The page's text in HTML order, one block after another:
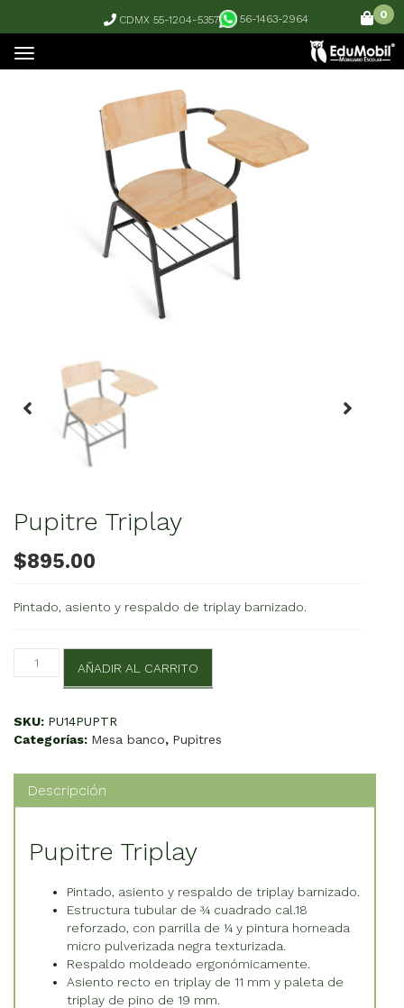
CDMX 55-1204-5357 56-1463-2964 0
Pupitre Triplay
$895.00
Pintado, asiento y respaldo de triplay barnizado.
Pupitre
cantidad
AÑADIR AL CARRITO
SKU: PU14PUPTR
Categorías: Mesa banco, Pupitres
Descripción
Pupitre Triplay
Pintado, asiento y respaldo de triplay barnizado.
Estructura tubular de ¾ cuadrado cal.18
reforzado, con parrilla de ¼ y pintura horneada
micro pulverizada negra texturizada.
Respaldo moldeado ergonómicamente.
Asiento recto en triplay de 11 mm y paleta de
triplay de pino de 19 mm.